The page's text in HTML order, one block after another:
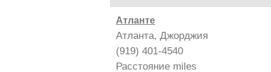
Атланте
Атланта, Джорджия
(919) 401-4540
Расстояние miles